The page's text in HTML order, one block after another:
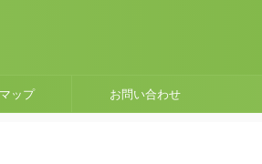
ップ お問い合わせ